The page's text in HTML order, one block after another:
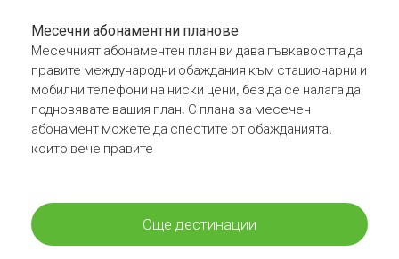
Месечни абонаментни планове
Месечният абонаментен план ви дава гъвкавостта да
правите международни обаждания към стационарни и
мобилни телефони на ниски цени, без да се налага да
подновявате вашия план. С плана за месечен
абонамент можете да спестите от обажданията,
които вече правите
Още дестинации